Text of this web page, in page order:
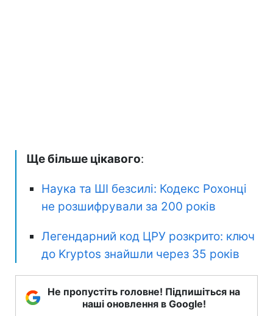
Ще більше цікавого:
Наука та ШІ безсилі: Кодекс Рохонці
не розшифрували за 200 років
Легендарний код ЦРУ розкрито: ключ
до Kryptos знайшли через 35 років
Не пропустіть головне! Підпишіться на
наші оновлення в Google!